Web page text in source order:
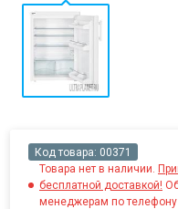
Код товара: 00371
Товара нет в наличии.
бесплатной доставкой!
менеджерам по